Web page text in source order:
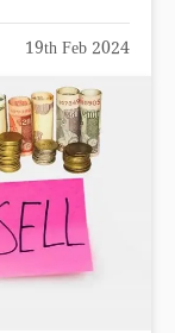
19th Feb 2024